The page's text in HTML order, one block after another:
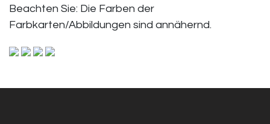
Beachten Sie: Die Farben der
Farbkarten/Abbildungen sind annähernd.